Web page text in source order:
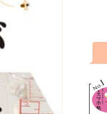
No.
1